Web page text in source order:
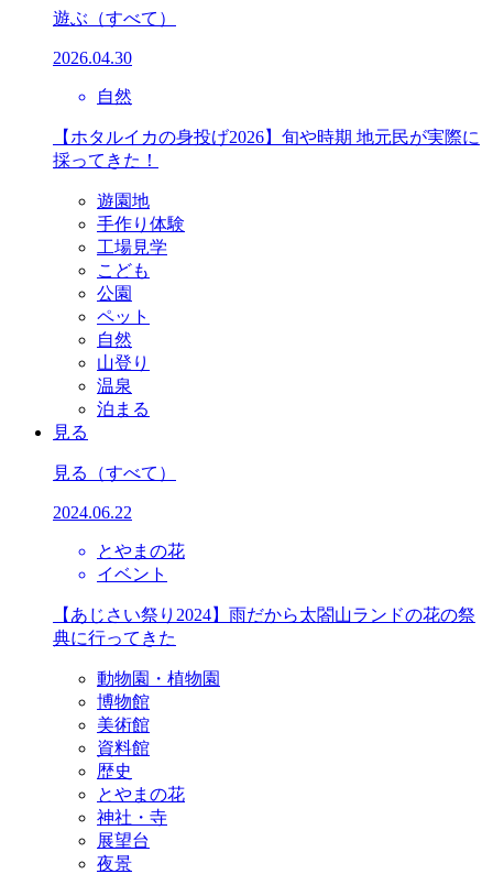
遊ぶ （すべて）
2026.04.30
自然
【ホタルイカの身投げ2026】旬や時期 地元民が実際に
採ってきた！
遊園地
手作り体験
工場見学
こども
公園
ペット
自然
山登り
温泉
泊まる
見る
見る （すべて）
2024.06.22
とやまの花
イベント
【あじさい祭り2024】雨だから太閤山ランドの花の祭
典に行ってきた
動物園・植物園
博物館
美術館
資料館
歴史
とやまの花
神社・寺
展望台
夜景